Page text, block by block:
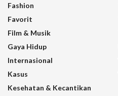
Fashion
Favorit
Film & Musik
Gaya Hidup
Internasional
Kasus
Kesehatan & Kecantikan